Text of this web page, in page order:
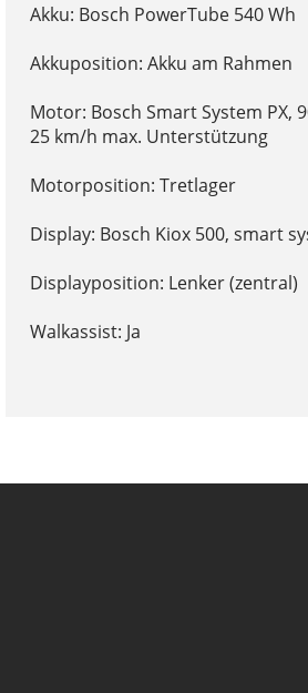
Akku: Bosch PowerTube 540 Wh
Akkuposition: Akku am Rahmen
Motor: Bosch Smart System PX,
25 km/h max. Unterstützung
Motorposition: Tretlager
Display: Bosch Kiox 500, smart
Displayposition: Lenker (zentral)
Walkassist: Ja